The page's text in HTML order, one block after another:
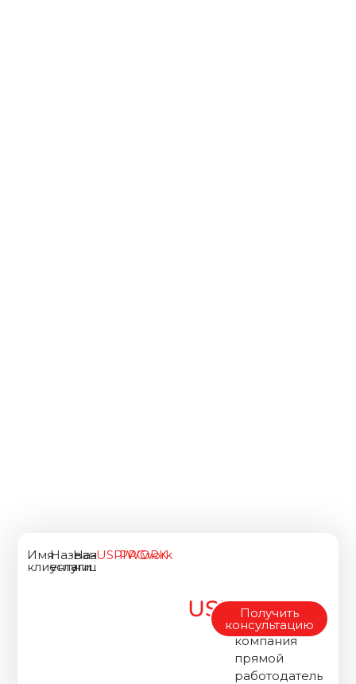
Имя
клиента
Название
услуги
Название
ниши
USPIWORK
PPCwork
USPIWORK
USPIWORK
—
компания
прямой
работодатель
Получить
консультацию